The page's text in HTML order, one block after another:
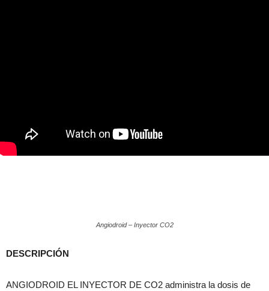
Angiodroid – Inyector CO2
DESCRIPCIÓN
ANGIODROID EL INYECTOR DE CO2 administra la dosis de